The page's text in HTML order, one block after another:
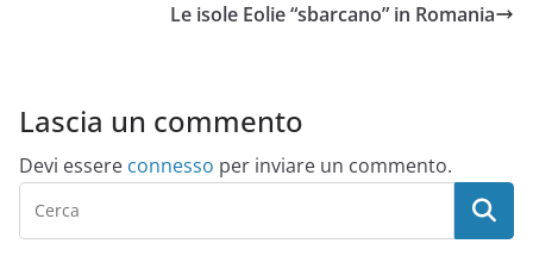
Le isole Eolie “sbarcano” in Romania
Lascia un commento
Devi essere connesso per inviare un commento.